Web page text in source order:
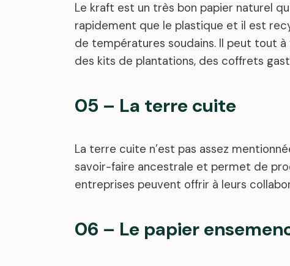
Le kraft est un très bon papier naturel
rapidement que le plastique et il est
de températures soudains. Il peut tout
des kits de plantations, des coffrets
05 – La terre cuite
La terre cuite n’est pas assez
savoir-faire ancestrale et permet de
entreprises peuvent offrir à leurs
06 – Le papier